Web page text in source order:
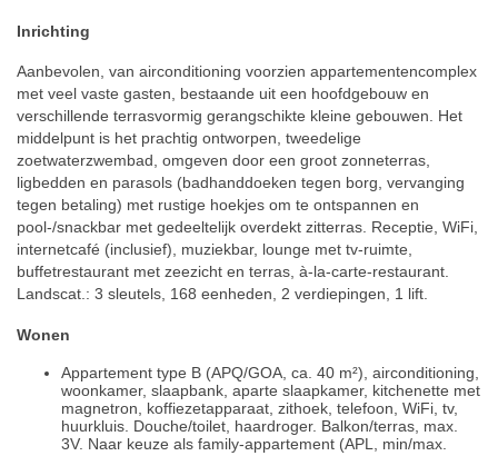
Inrichting
Aanbevolen, van airconditioning voorzien appartementencomplex
met veel vaste gasten, bestaande uit een hoofdgebouw en
verschillende terrasvormig gerangschikte kleine gebouwen. Het
middelpunt is het prachtig ontworpen, tweedelige
zoetwaterzwembad, omgeven door een groot zonneterras,
ligbedden en parasols (badhanddoeken tegen borg, vervanging
tegen betaling) met rustige hoekjes om te ontspannen en
pool-/snackbar met gedeeltelijk overdekt zitterras. Receptie, WiFi,
internetcafé (inclusief), muziekbar, lounge met tv-ruimte,
buffetrestaurant met zeezicht en terras, à-la-carte-restaurant.
Landscat.: 3 sleutels, 168 eenheden, 2 verdiepingen, 1 lift.
Wonen
Appartement type B (APQ/GOA, ca. 40 m²), airconditioning,
woonkamer, slaapbank, aparte slaapkamer, kitchenette met
magnetron, koffiezetapparaat, zithoek, telefoon, WiFi, tv,
huurkluis. Douche/toilet, haardroger. Balkon/terras, max.
3V. Naar keuze als family-appartement (APL, min/max.